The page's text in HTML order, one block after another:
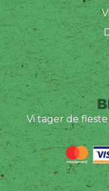
Vi tager de